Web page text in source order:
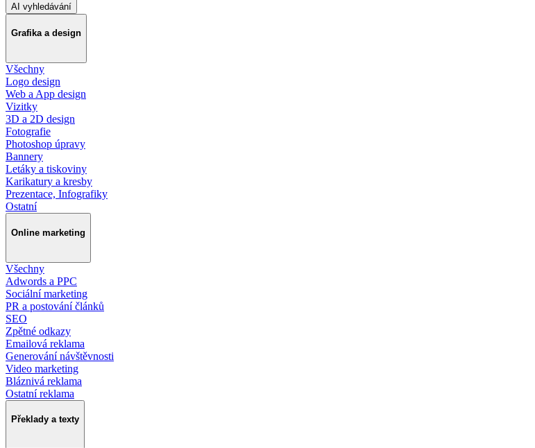
AI vyhledávání
Grafika a design
Všechny
Logo design
Web a App design
Vizitky
3D a 2D design
Fotografie
Photoshop úpravy
Bannery
Letáky a tiskoviny
Karikatury a kresby
Prezentace, Infografiky
Ostatní
Online marketing
Všechny
Adwords a PPC
Sociální marketing
PR a postování článků
SEO
Zpětné odkazy
Emailová reklama
Generování návštěvnosti
Video marketing
Bláznivá reklama
Ostatní reklama
Překlady a texty